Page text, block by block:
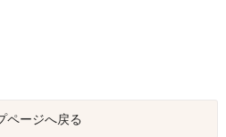
ページへ戻る